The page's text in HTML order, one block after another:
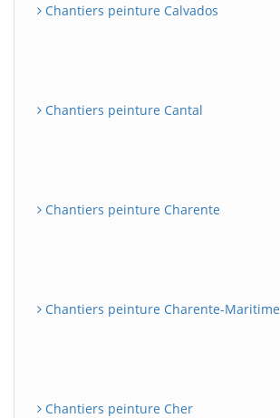
Chantiers peinture Calvados
Chantiers peinture Cantal
Chantiers peinture Charente
Chantiers peinture Charente-Maritime
Chantiers peinture Cher